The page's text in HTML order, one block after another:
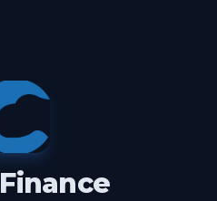
Finance